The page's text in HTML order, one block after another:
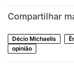
Compartilhar
Décio Michaelis
opinião